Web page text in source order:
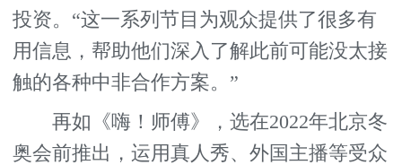
投资。“这一系列节目为观众提供了很多有
用信息，帮助他们深入了解此前可能没太接
触的各种中非合作方案。”
再如《嗨！师傅》，选在2022年北京冬
奥会前推出，运用真人秀、外国主播等受众